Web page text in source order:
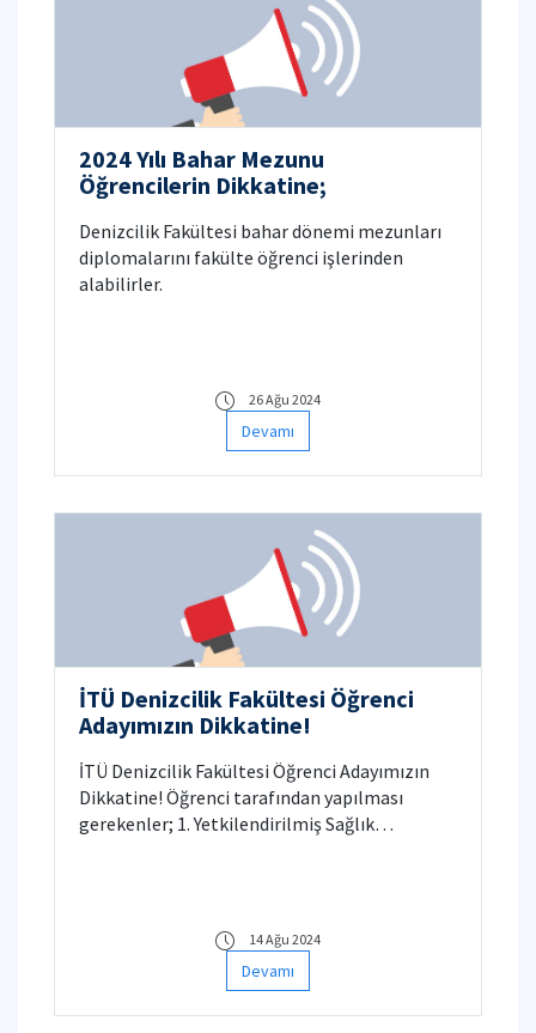
2024 Yılı Bahar Mezunu
Öğrencilerin Dikkatine;
Denizcilik Fakültesi bahar dönemi mezunları
diplomalarını fakülte öğrenci işlerinden
alabilirler.
26 Ağu 2024
Devamı
İTÜ Denizcilik Fakültesi Öğrenci
Adayımızın Dikkatine!
İTÜ Denizcilik Fakültesi Öğrenci Adayımızın
Dikkatine! Öğrenci tarafından yapılması
gerekenler; 1. Yetkilendirilmiş Sağlık
onaylatılarak, “Gemi Adamları Sağlık Yoklama
Yoklama Belgesi” öğrenci tarafında İTÜ
14 Ağu 2024
Devamı